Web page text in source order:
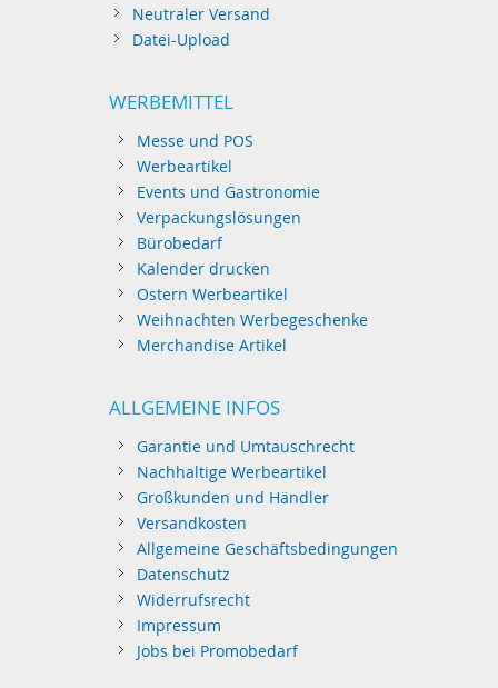
Neutraler Versand
Datei-Upload
WERBEMITTEL
Messe und POS
Werbeartikel
Events und Gastronomie
Verpackungslösungen
Bürobedarf
Kalender drucken
Ostern Werbeartikel
Weihnachten Werbegeschenke
Merchandise Artikel
ALLGEMEINE INFOS
Garantie und Umtauschrecht
Nachhaltige Werbeartikel
Großkunden und Händler
Versandkosten
Allgemeine Geschäftsbedingungen
Datenschutz
Widerrufsrecht
Impressum
Jobs bei Promobedarf